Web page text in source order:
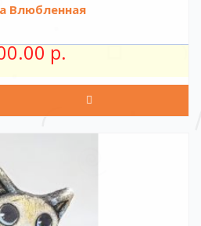
Влюбленная
р.